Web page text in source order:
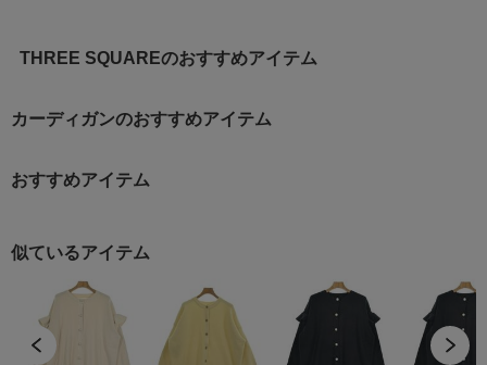
THREE SQUAREのおすすめアイテム
カーディガンのおすすめアイテム
おすすめアイテム